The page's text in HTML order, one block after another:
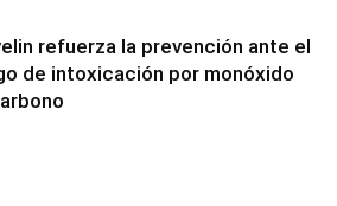
refuerza la prevención ante el
de intoxicación por monóxido